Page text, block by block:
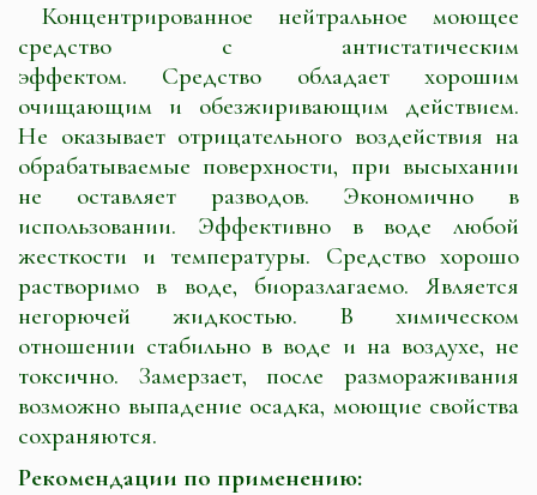
Концентрированное нейтральное моющее
средство с антистатическим
эффектом. Средство обладает хорошим
очищающим и обезжиривающим действием.
Не оказывает отрицательного воздействия на
обрабатываемые поверхности, при высыхании
не оставляет разводов. Экономично в
использовании. Эффективно в воде любой
жесткости и температуры. Средство хорошо
растворимо в воде, биоразлагаемо. Является
негорючей жидкостью. В химическом
отношении стабильно в воде и на воздухе, не
токсично. Замерзает, после размораживания
возможно выпадение осадка, моющие свойства
сохраняются.
Рекомендации по применению: